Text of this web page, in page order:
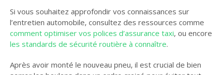
Si vous souhaitez approfondir vos connaissances sur
l’entretien automobile, consultez des ressources comme
comment optimiser vos polices d’assurance taxi, ou encore
les standards de sécurité routière à connaître.
Après avoir monté le nouveau pneu, il est crucial de bien